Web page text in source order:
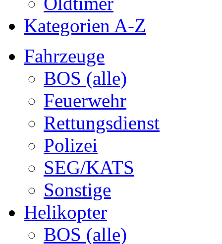
Kategorien A-Z
Fahrzeuge
BOS (alle)
Feuerwehr
Rettungsdienst
Polizei
SEG/KATS
Sonstige
Helikopter
BOS (alle)